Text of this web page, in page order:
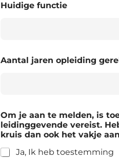
Huidige functie
Aantal jaren opleiding
Om je aan te melden, is
leidinggevende vereist.
kruis dan ook het vakje
Ja, Ik heb toestemming